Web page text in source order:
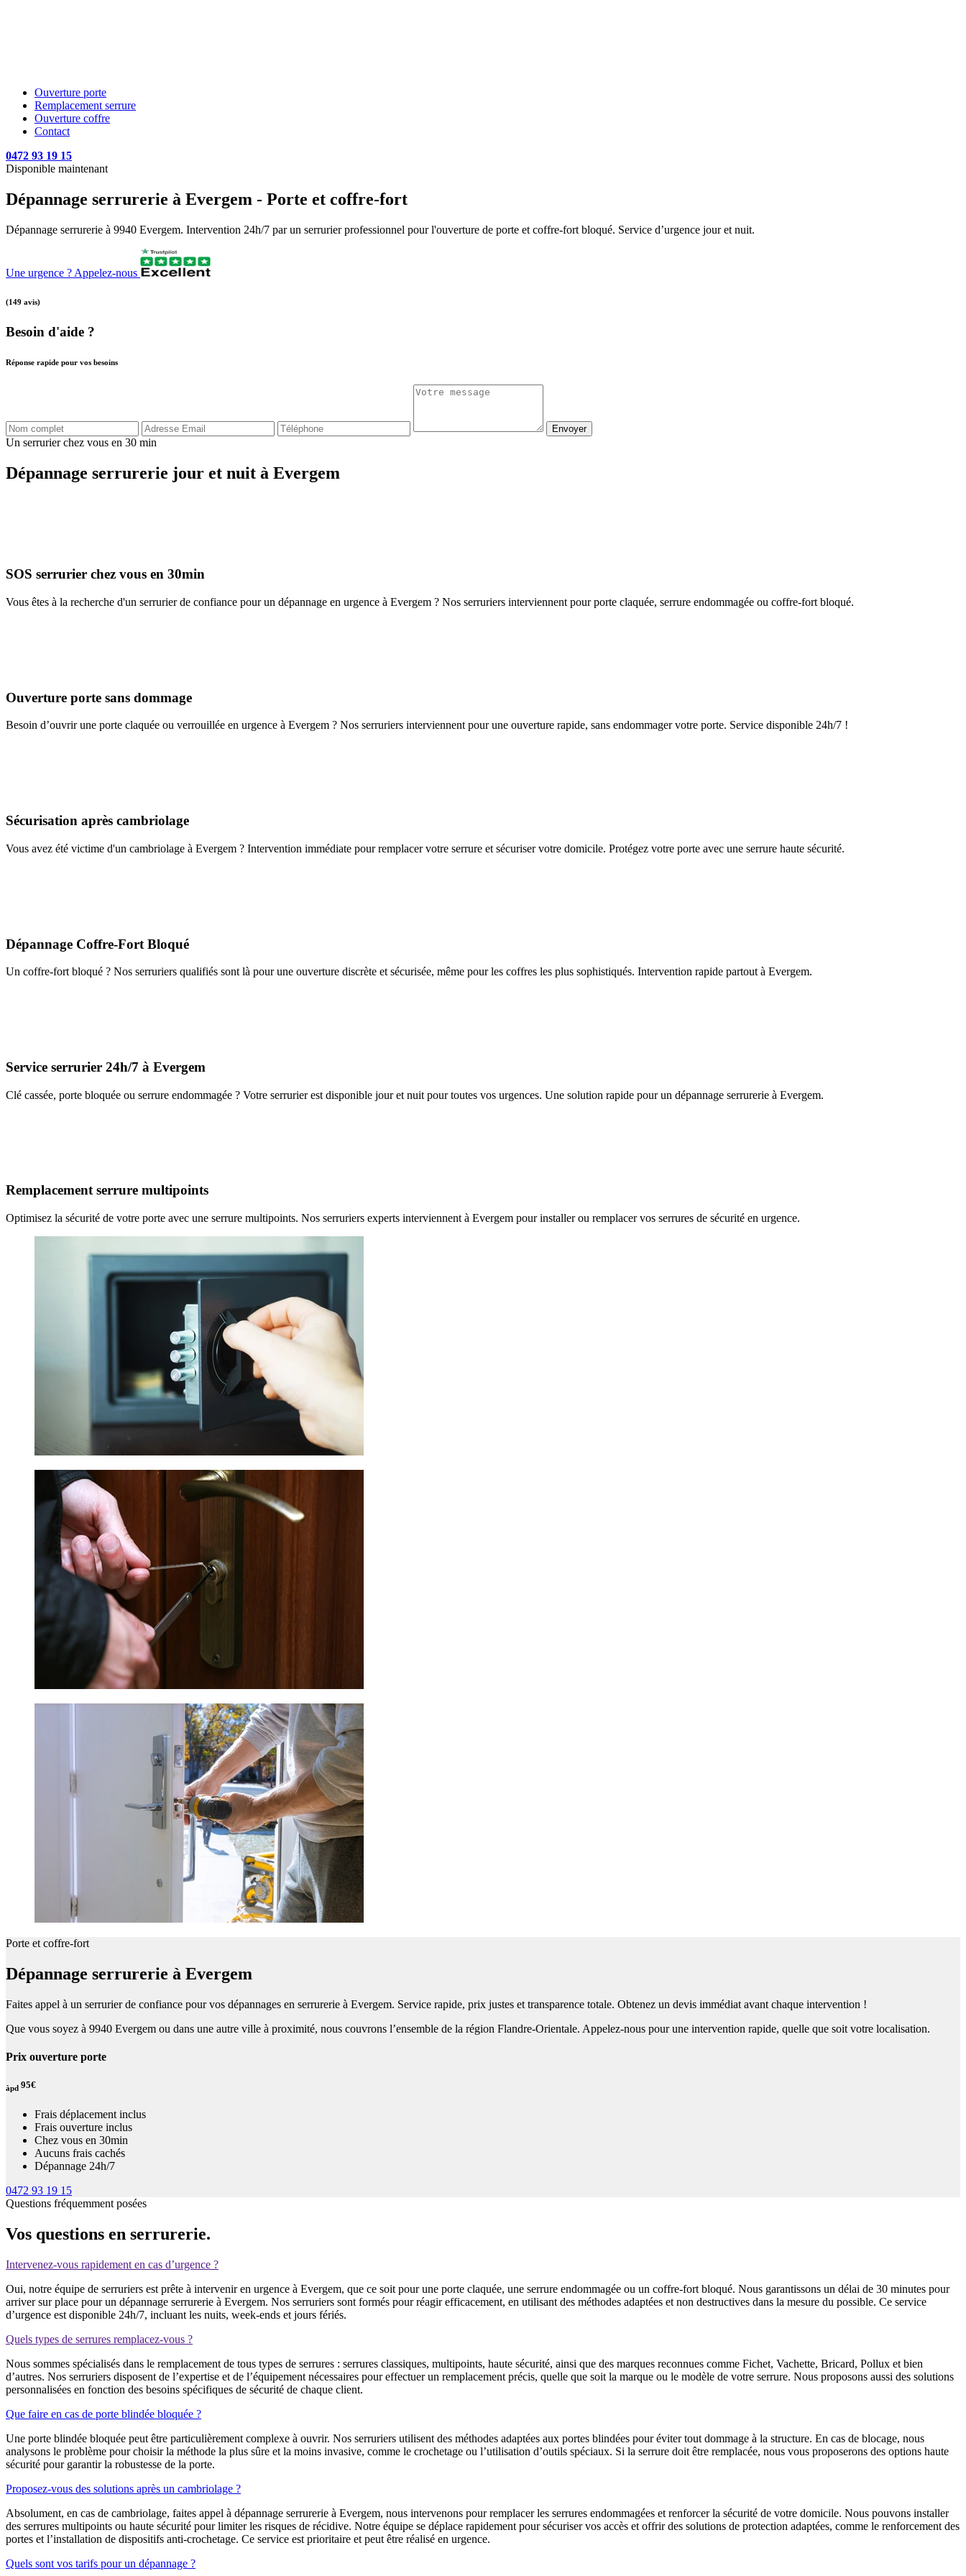
Ouverture porte
Remplacement serrure
Ouverture coffre
Contact
0472 93 19 15
Disponible maintenant
Dépannage serrurerie à Evergem - Porte et coffre-fort
Dépannage serrurerie à 9940 Evergem. Intervention 24h/7 par un serrurier professionnel pour l'ouverture de porte et coffre-fort bloqué. Service d’urgence jour et nuit.
Une urgence ? Appelez-nous
(149 avis)
Besoin d'aide ?
Réponse rapide pour vos besoins
Envoyer
Un serrurier chez vous en 30 min
Dépannage serrurerie jour et nuit à Evergem
SOS serrurier chez vous en 30min
Vous êtes à la recherche d'un serrurier de confiance pour un dépannage en urgence à Evergem ? Nos serruriers interviennent pour porte claquée, serrure endommagée ou coffre-fort bloqué.
Ouverture porte sans dommage
Besoin d’ouvrir une porte claquée ou verrouillée en urgence à Evergem ? Nos serruriers interviennent pour une ouverture rapide, sans endommager votre porte. Service disponible 24h/7 !
Sécurisation après cambriolage
Vous avez été victime d'un cambriolage à Evergem ? Intervention immédiate pour remplacer votre serrure et sécuriser votre domicile. Protégez votre porte avec une serrure haute sécurité.
Dépannage Coffre-Fort Bloqué
Un coffre-fort bloqué ? Nos serruriers qualifiés sont là pour une ouverture discrète et sécurisée, même pour les coffres les plus sophistiqués. Intervention rapide partout à Evergem.
Service serrurier 24h/7 à Evergem
Clé cassée, porte bloquée ou serrure endommagée ? Votre serrurier est disponible jour et nuit pour toutes vos urgences. Une solution rapide pour un dépannage serrurerie à Evergem.
Remplacement serrure multipoints
Optimisez la sécurité de votre porte avec une serrure multipoints. Nos serruriers experts interviennent à Evergem pour installer ou remplacer vos serrures de sécurité en urgence.
Porte et coffre-fort
Dépannage serrurerie à Evergem
Faites appel à un serrurier de confiance pour vos dépannages en serrurerie à Evergem. Service rapide, prix justes et transparence totale. Obtenez un devis immédiat avant chaque intervention !
Que vous soyez à 9940 Evergem ou dans une autre ville à proximité, nous couvrons l’ensemble de la région Flandre-Orientale. Appelez-nous pour une intervention rapide, quelle que soit votre localisation.
Prix ouverture porte
àpd 95€
Frais déplacement inclus
Frais ouverture inclus
Chez vous en 30min
Aucuns frais cachés
Dépannage 24h/7
0472 93 19 15
Questions fréquemment posées
Vos questions en serrurerie.
Intervenez-vous rapidement en cas d’urgence ?
Oui, notre équipe de serruriers est prête à intervenir en urgence à Evergem, que ce soit pour une porte claquée, une serrure endommagée ou un coffre-fort bloqué. Nous garantissons un délai de 30 minutes pour
arriver sur place pour un dépannage serrurerie à Evergem. Nos serruriers sont formés pour réagir efficacement, en utilisant des méthodes adaptées et non destructives dans la mesure du possible. Ce service
d’urgence est disponible 24h/7, incluant les nuits, week-ends et jours fériés.
Quels types de serrures remplacez-vous ?
Nous sommes spécialisés dans le remplacement de tous types de serrures : serrures classiques, multipoints, haute sécurité, ainsi que des marques reconnues comme Fichet, Vachette, Bricard, Pollux et bien
d’autres. Nos serruriers disposent de l’expertise et de l’équipement nécessaires pour effectuer un remplacement précis, quelle que soit la marque ou le modèle de votre serrure. Nous proposons aussi des solutions
personnalisées en fonction des besoins spécifiques de sécurité de chaque client.
Que faire en cas de porte blindée bloquée ?
Une porte blindée bloquée peut être particulièrement complexe à ouvrir. Nos serruriers utilisent des méthodes adaptées aux portes blindées pour éviter tout dommage à la structure. En cas de blocage, nous
analysons le problème pour choisir la méthode la plus sûre et la moins invasive, comme le crochetage ou l’utilisation d’outils spéciaux. Si la serrure doit être remplacée, nous vous proposerons des options haute
sécurité pour garantir la robustesse de la porte.
Proposez-vous des solutions après un cambriolage ?
Absolument, en cas de cambriolage, faites appel à dépannage serrurerie à Evergem, nous intervenons pour remplacer les serrures endommagées et renforcer la sécurité de votre domicile. Nous pouvons installer
des serrures multipoints ou haute sécurité pour limiter les risques de récidive. Notre équipe se déplace rapidement pour sécuriser vos accès et offrir des solutions de protection adaptées, comme le renforcement des
portes et l’installation de dispositifs anti-crochetage. Ce service est prioritaire et peut être réalisé en urgence.
Quels sont vos tarifs pour un dépannage ?